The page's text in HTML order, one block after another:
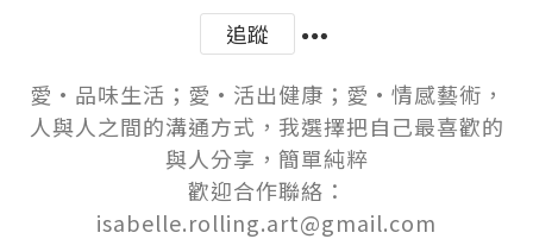
追蹤
愛·品味生活；愛·活出健康；愛·情感藝術，
人與人之間的溝通方式，我選擇把自己最喜歡的
與人分享，簡單純粹
歡迎合作聯絡：
isabelle.rolling.art@gmail.com